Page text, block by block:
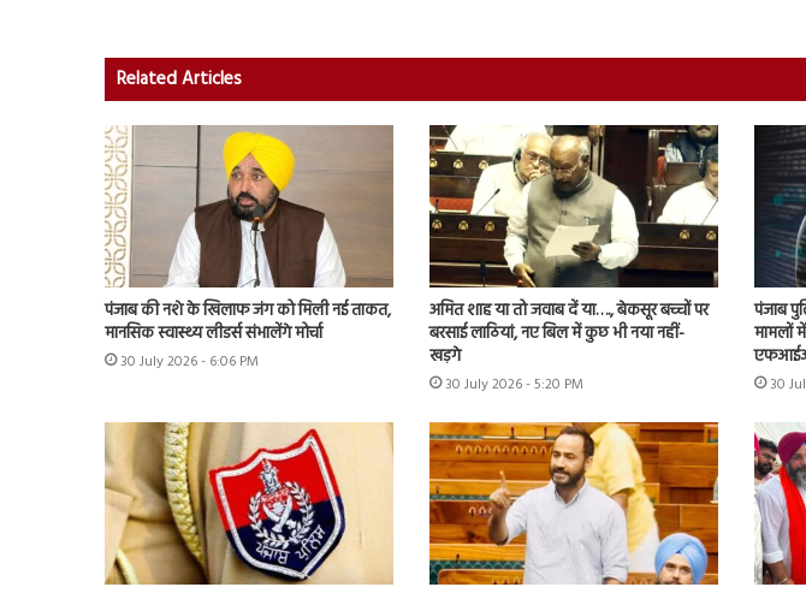
Related Articles
पंजाब की नशे के खिलाफ जंग को मिली नई ताकत,
मानसिक स्वास्थ्य लीडर्स संभालेंगे मोर्चा
30 July 2026 - 6:06 PM
अमित शाह या तो जवाब दें या…., बेकसूर बच्चों पर
बरसाई लाठियां, नए बिल में कुछ भी नया नहीं-
खड़गे
30 July 2026 - 5:20 PM
पंजाब
मामलों
30